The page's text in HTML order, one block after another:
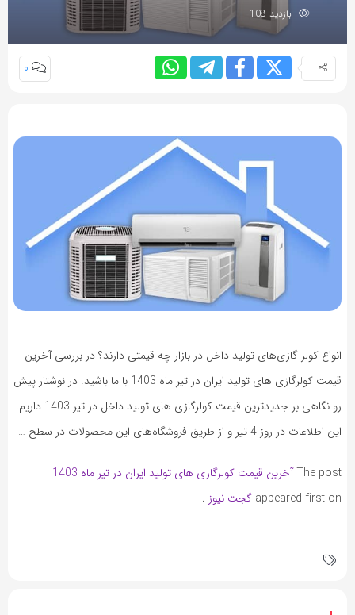
بازدید 108
0
انواع کولر گازی‌های تولید داخل در بازار چه قیمتی دارند؟ در بررسی آخرین
قیمت کولرگازی های تولید ایران در تیر ماه 1403 با ما باشید. در نوشتار پیش
رو نگاهی بر جدیدترین قیمت کولرگازی های تولید داخل در تیر 1403 داریم.
این اطلاعات در روز 4 تیر و از طریق فروشگاه‌های این محصولات در سطح …
The postآخرین قیمت کولرگازی های تولید ایران در تیر ماه 1403
appeared first on گجت نیوز .